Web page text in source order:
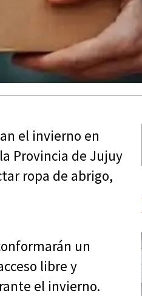
el invierno en
Provincia de Jujuy
ropa de abrigo,
un
libre y
el invierno.